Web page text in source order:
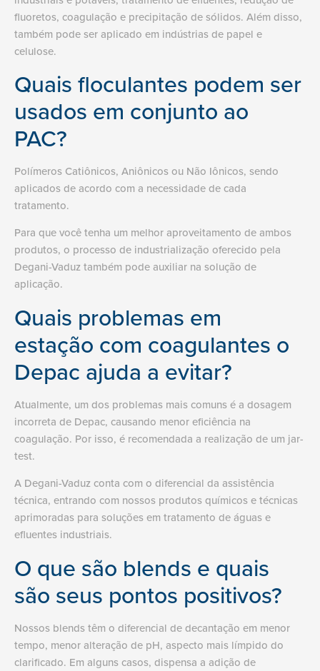
fluoretos, coagulação e precipitação de sólidos. Além disso,
também pode ser aplicado em indústrias de papel e
celulose.
Quais floculantes podem ser
usados em conjunto ao
PAC?
Polímeros Catiônicos, Aniônicos ou Não Iônicos, sendo
aplicados de acordo com a necessidade de cada
tratamento.
Para que você tenha um melhor aproveitamento de ambos
produtos, o processo de industrialização oferecido pela
Degani-Vaduz também pode auxiliar na solução de
aplicação.
Quais problemas em
estação com coagulantes o
Depac ajuda a evitar?
Atualmente, um dos problemas mais comuns é a dosagem
incorreta de Depac, causando menor eficiência na
coagulação. Por isso, é recomendada a realização de um jar-
test.
A Degani-Vaduz conta com o diferencial da assistência
técnica, entrando com nossos produtos químicos e técnicas
aprimoradas para soluções em tratamento de águas e
efluentes industriais.
O que são blends e quais
são seus pontos positivos?
Nossos blends têm o diferencial de decantação em menor
tempo, menor alteração de pH, aspecto mais límpido do
clarificado. Em alguns casos, dispensa a adição de